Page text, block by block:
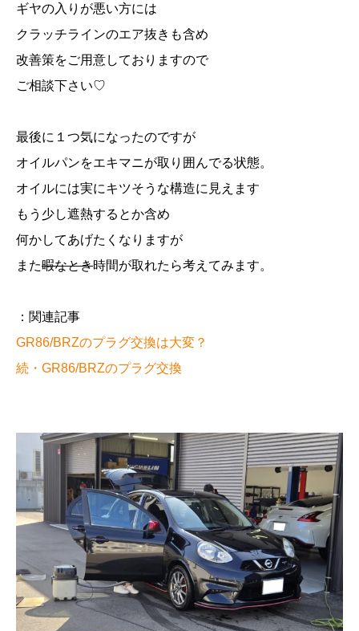
ギヤの入りが悪い方には
クラッチラインのエア抜きも含め
改善策をご用意しておりますので
ご相談下さい♡
最後に１つ気になったのですが
オイルパンをエキマニが取り囲んでる状態。
オイルには実にキツそうな構造に見えます
もう少し遮熱するとか含め
何かしてあげたくなりますが
また暇なとき時間が取れたら考えてみます。
：関連記事
GR86/BRZのプラグ交換は大変？
続・GR86/BRZのプラグ交換